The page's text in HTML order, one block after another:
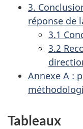
3.
réponse de
3.1
3.2
Annexe A :
Tableaux